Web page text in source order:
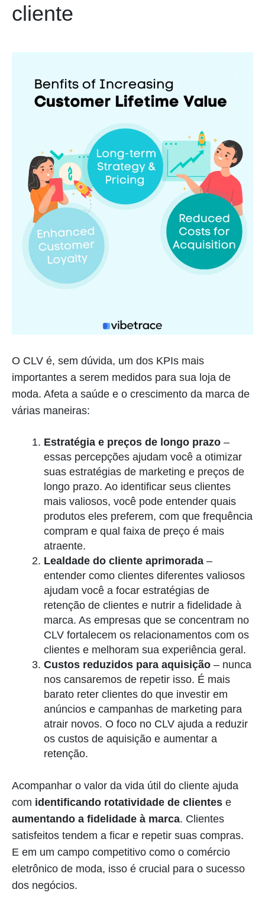
cliente
O CLV é, sem dúvida, um dos KPIs mais
importantes a serem medidos para sua loja de
moda. Afeta a saúde e o crescimento da marca de
várias maneiras:
Estratégia e preços de longo prazo –
essas percepções ajudam você a otimizar
suas estratégias de marketing e preços de
longo prazo. Ao identificar seus clientes
mais valiosos, você pode entender quais
produtos eles preferem, com que frequência
compram e qual faixa de preço é mais
atraente.
Lealdade do cliente aprimorada –
entender como clientes diferentes valiosos
ajudam você a focar estratégias de
retenção de clientes e nutrir a fidelidade à
marca. As empresas que se concentram no
CLV fortalecem os relacionamentos com os
clientes e melhoram sua experiência geral.
Custos reduzidos para aquisição – nunca
nos cansaremos de repetir isso. É mais
barato reter clientes do que investir em
anúncios e campanhas de marketing para
atrair novos. O foco no CLV ajuda a reduzir
os custos de aquisição e aumentar a
retenção.
Acompanhar o valor da vida útil do cliente ajuda
com identificando rotatividade de clientes e
aumentando a fidelidade à marca. Clientes
satisfeitos tendem a ficar e repetir suas compras.
E em um campo competitivo como o comércio
eletrônico de moda, isso é crucial para o sucesso
dos negócios.